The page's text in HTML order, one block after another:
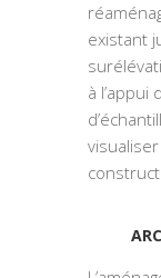
existant
à l’appui